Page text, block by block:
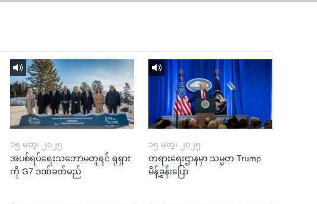
၁၅ မတ္၊ ၂၀၂၅
အပစ်ရပ်ရေးသဘောမတူရင် ရုရှား
ကို G7 ဒဏ်ခတ်မည်
၁၅ မတ္၊ ၂၀၂၅
တရားရေးဌာနမှာ သမ္မတ Trump
မိန့်ခွန်းပြော